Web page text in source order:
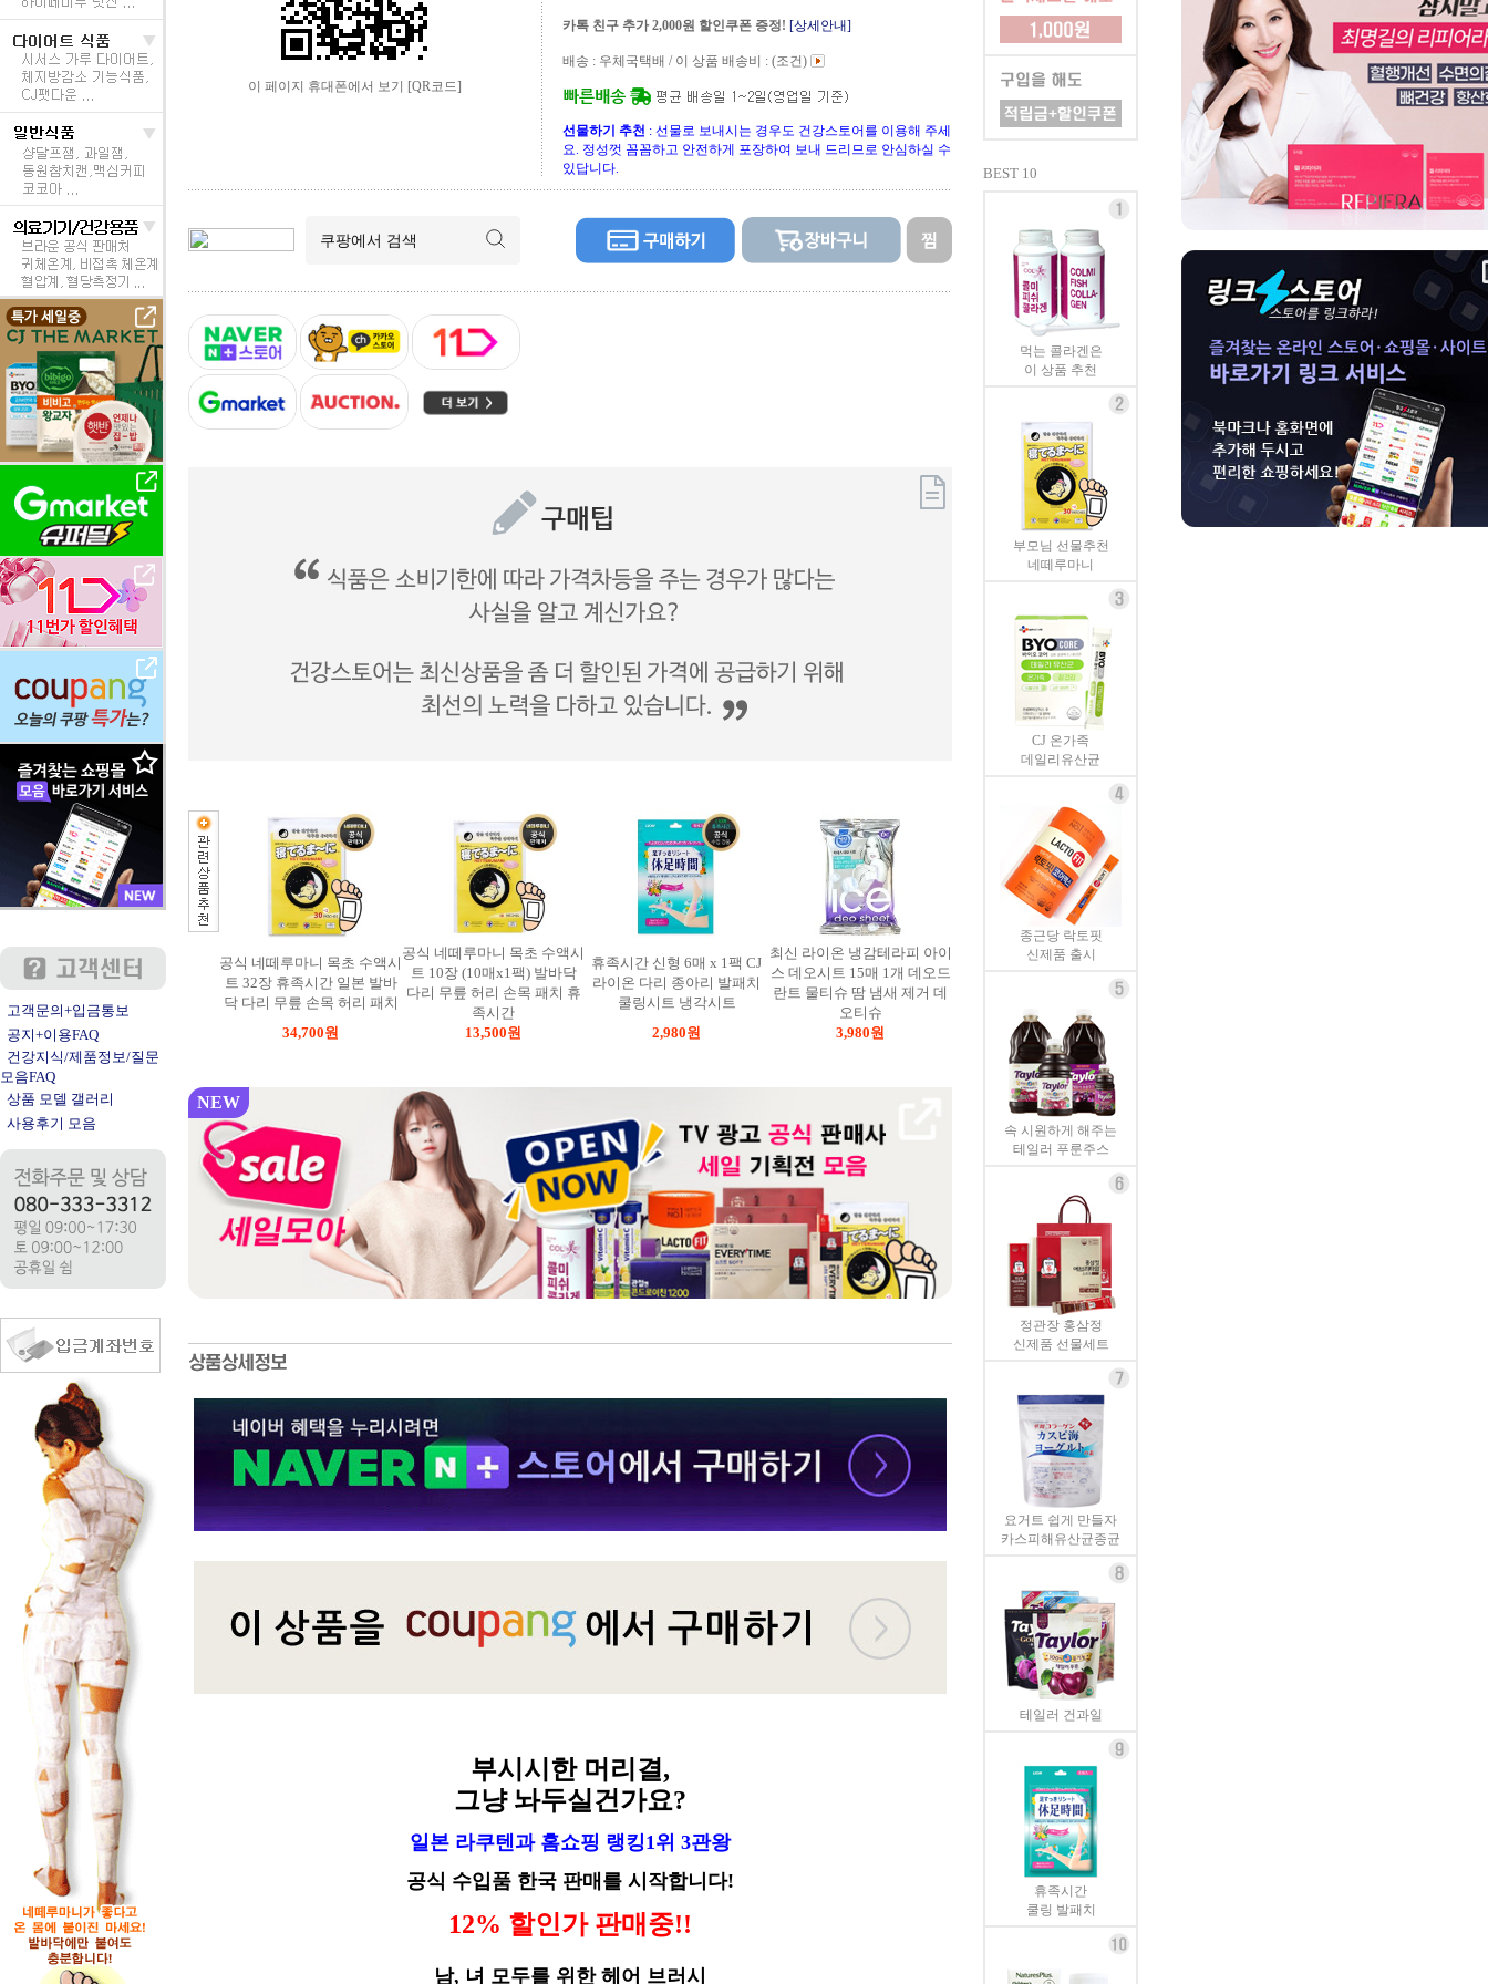
고객문의+입금통보
공지+이용FAQ
건강지식/제품정보/질문
모음FAQ
상품 모델 갤러리
사용후기 모음
이 페이지 휴대폰에서 보기 [QR코드]
카톡 친구 추가 2,000원 할인쿠폰 증정! [상세안내]
배송 : 우체국택배 / 이 상품 배송비 : (조건)
선물하기 추천 : 선물로 보내시는 경우도 건강스토어를 이용해 주세
요. 정성껏 꼼꼼하고 안전하게 포장하여 보내 드리므로 안심하실 수
있답니다.
공식 네떼루마니 목초 수액시
트 32장 휴족시간 일본 발바
닥 다리 무릎 손목 허리 패치
공식 네떼루마니 목초 수액시
트 10장 (10매x1팩) 발바닥
다리 무릎 허리 손목 패치 휴
족시간
휴족시간 신형 6매 x 1팩 CJ
라이온 다리 종아리 발패치
쿨링시트 냉각시트
최신 라이온 냉감테라피 아이
스 데오시트 15매 1개 데오드
란트 물티슈 땀 냄새 제거 데
오티슈
34,700원 13,500원 2,980원 3,980원
NEW
부시시한 머리결,
그냥 놔두실건가요?
일본 라쿠텐과 홈쇼핑 랭킹1위 3관왕
공식 수입품 한국 판매를 시작합니다!
12% 할인가 판매중!!
남, 녀 모두를 위한 헤어 브러시